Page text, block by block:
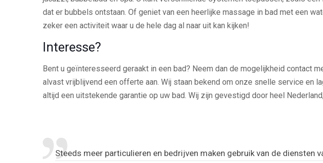
dat er bubbels ontstaan. Of geniet van een heerlijke massage in bad met een
zeker een activiteit waar u de hele dag al naar uit kan kijken!
Interesse?
Bent u geïnteresseerd geraakt in een bad? Neem dan de mogelijkheid contact
alvast vrijblijvend een offerte aan. Wij staan bekend om onze snelle service en
altijd een uitstekende garantie op uw bad. Wij zijn gevestigd door heel
Steeds meer particulieren en bedrijven maken gebruik van de